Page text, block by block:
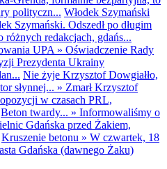
polityczn... Włodek Szymański
Szymański. Odszedł po długim
różnych redakcjach, gdańs...
UPA » Oświadczenie Rady
Prezydenta Ukrainy
Nie żyje Krzysztof Dowgiałło,
słynnej... » Zmarł Krzysztof
w czasach PRL,
Beton twardy... » Informowaliśmy o
Gdańska przed Żakiem,
Kruszenie betonu » W czwartek, 18
Gdańska (dawnego Żaku)